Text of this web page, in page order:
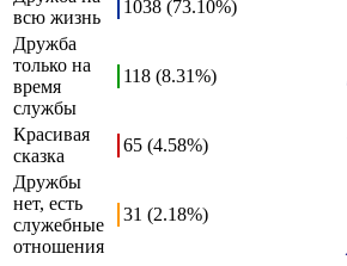
всю жизнь
1038 (73.10%)
Дружба
только на
время
службы
118 (8.31%)
Красивая
сказка
65 (4.58%)
Дружбы
нет, есть
служебные
отношения
31 (2.18%)